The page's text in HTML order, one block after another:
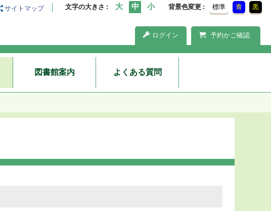
文字の大きさ 背景色変更 標準 青 黒
ログイン 予約かご確認
サイトマップ
図書館案内 よくある質問